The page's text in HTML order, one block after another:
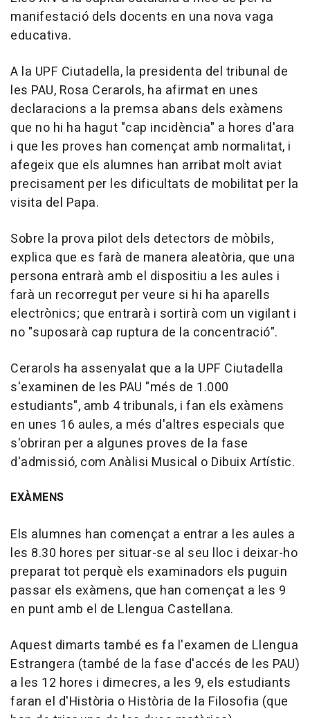
manifestació dels docents en una nova vaga
educativa.
A la UPF Ciutadella, la presidenta del tribunal de
les PAU, Rosa Cerarols, ha afirmat en unes
declaracions a la premsa abans dels exàmens
que no hi ha hagut "cap incidència" a hores d'ara
i que les proves han començat amb normalitat, i
afegeix que els alumnes han arribat molt aviat
precisament per les dificultats de mobilitat per la
visita del Papa.
Sobre la prova pilot dels detectors de mòbils,
explica que es farà de manera aleatòria, que una
persona entrarà amb el dispositiu a les aules i
farà un recorregut per veure si hi ha aparells
electrònics; que entrarà i sortirà com un vigilant i
no "suposarà cap ruptura de la concentració".
Cerarols ha assenyalat que a la UPF Ciutadella
s'examinen de les PAU "més de 1.000
estudiants", amb 4 tribunals, i fan els exàmens
en unes 16 aules, a més d'altres especials que
s'obriran per a algunes proves de la fase
d'admissió, com Anàlisi Musical o Dibuix Artístic.
EXÀMENS
Els alumnes han començat a entrar a les aules a
les 8.30 hores per situar-se al seu lloc i deixar-ho
preparat tot perquè els examinadors els puguin
passar els exàmens, que han començat a les 9
en punt amb el de Llengua Castellana.
Aquest dimarts també es fa l'examen de Llengua
Estrangera (també de la fase d'accés de les PAU)
a les 12 hores i dimecres, a les 9, els estudiants
faran el d'Història o Història de la Filosofia (que